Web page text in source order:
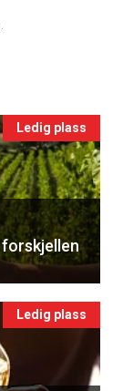
få
Ledig plass
Ledig plass